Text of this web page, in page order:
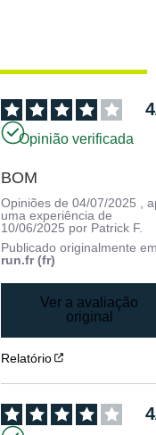
4
Opinião verificada
BOM
Opiniões de04/07/2025
,
uma experiência de
10/06/2025 por Patrick F.
Publicado originalmente
run.fr (fr)
Ver a avaliação
original
Relatório
4